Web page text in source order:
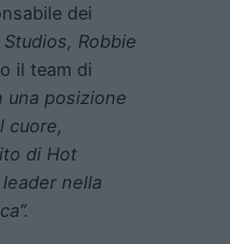
dei
Robbie
il team di
una posizione
cuore,
di Hot
nella